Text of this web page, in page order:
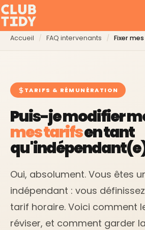
Accueil FAQ intervenants Fixer
TARIFS & RÉMUNÉRATION
Puis-je modifier
mes tarifsen tant
Oui, absolument. Vous êtes
indépendant : vous
tarif horaire. Voici comment
réviser, et comment garder